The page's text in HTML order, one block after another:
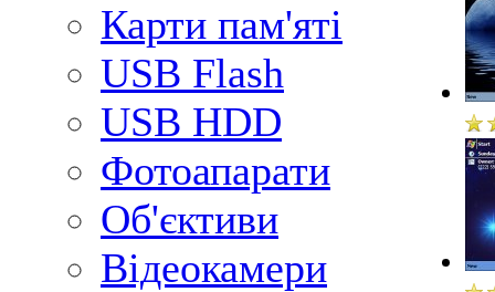
Карти пам'яті
USB Flash
USB HDD
Фотоапарати
Об'єктиви
Відеокамери